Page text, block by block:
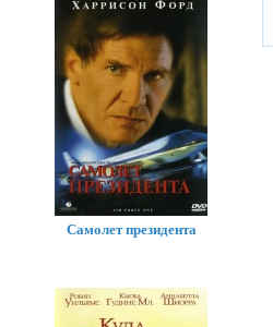
Самолет президента